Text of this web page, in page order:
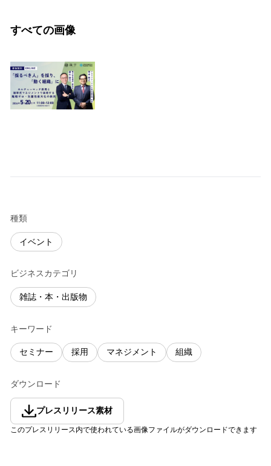
すべての画像
種類
イベント
ビジネスカテゴリ
雑誌・本・出版物
キーワード
セミナー 採用 マネジメント 組織
ダウンロード
プレスリリース素材
このプレスリリース内で使われている画像ファイルがダウンロードできます